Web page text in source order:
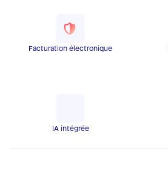
Facturation électronique
IA intégrée